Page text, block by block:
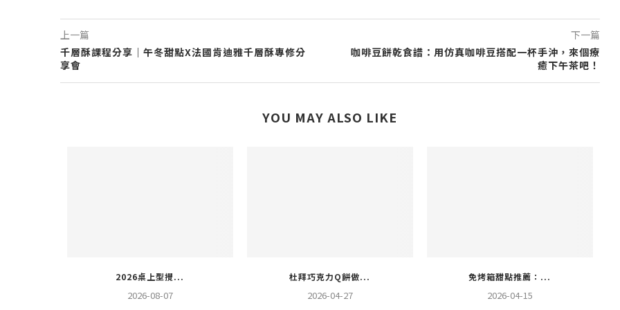
上一篇
千層酥課程分享｜午冬甜點X法國肯迪雅千層酥專修分
享會
下一篇
咖啡豆餅乾食譜：用仿真咖啡豆搭配一杯手沖，來個療
癒下午茶吧！
YOU MAY ALSO LIKE
2026桌上型攪...
2026-08-07
杜拜巧克力Q餅做...
2026-04-27
免烤箱甜點推薦：...
2026-04-15